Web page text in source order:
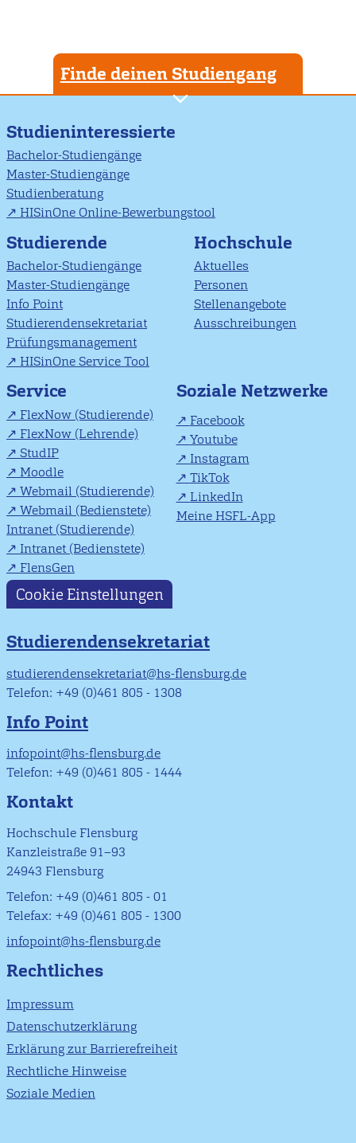
Finde deinen Studiengang
Studieninteressierte
Bachelor-Studiengänge
Master-Studiengänge
Studienberatung
HISinOne Online-Bewerbungstool
Studierende
Bachelor-Studiengänge
Master-Studiengänge
Info Point
Studierendensekretariat
Prüfungsmanagement
HISinOne Service Tool
Hochschule
Aktuelles
Personen
Stellenangebote
Ausschreibungen
Service
FlexNow (Studierende)
FlexNow (Lehrende)
StudIP
Moodle
Webmail (Studierende)
Webmail (Bedienstete)
Intranet (Studierende)
Intranet (Bedienstete)
FlensGen
Soziale Netzwerke
Facebook
Youtube
Instagram
TikTok
LinkedIn
Meine HSFL-App
Cookie Einstellungen
Studierendensekretariat
studierendensekretariat@hs-flensburg.de
Telefon: +49 (0)461 805 - 1308
Info Point
infopoint@hs-flensburg.de
Telefon: +49 (0)461 805 - 1444
Kontakt
Hochschule Flensburg
Kanzleistraße 91–93
24943 Flensburg
Telefon: +49 (0)461 805 - 01
Telefax: +49 (0)461 805 - 1300
infopoint@hs-flensburg.de
Rechtliches
Impressum
Datenschutzerklärung
Erklärung zur Barrierefreiheit
Rechtliche Hinweise
Soziale Medien